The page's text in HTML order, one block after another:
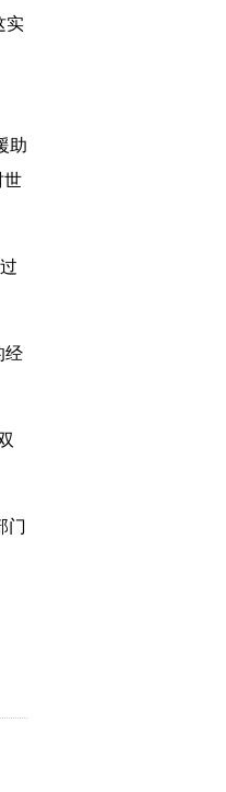
实
助
世
经
门